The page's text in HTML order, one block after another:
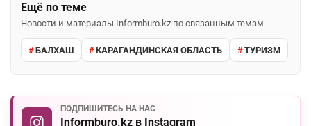
Ещё по теме
Новости и материалы Informburo.kz по связанным темам
БАЛХАШ КАРАГАНДИНСКАЯ ОБЛАСТЬ ТУРИЗМ
ПОДПИШИТЕСЬ НА НАС
Informburo.kz в Instagram